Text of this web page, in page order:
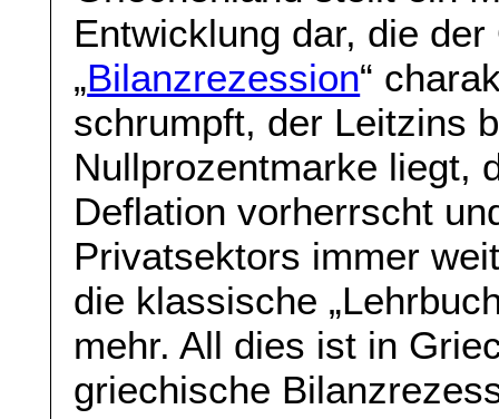
Entwicklung dar, die
„Bilanzrezession“
schrumpft, der Leitzins
Nullprozentmarke liegt,
Deflation vorherrscht
Privatsektors immer
die klassische
mehr. All dies ist in
griechische